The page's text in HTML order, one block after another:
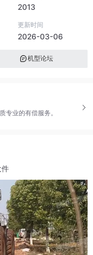
2013
更新时间
2026-03-06
机型论坛
专业的有偿服务。